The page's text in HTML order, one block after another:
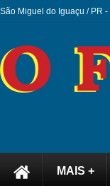
São Miguel do Iguaçu / PR -
MAIS +